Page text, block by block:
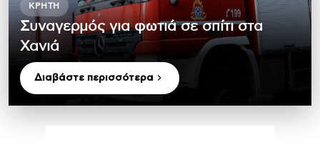
ΚΡΉΤΗ
Συναγερμός για φωτιά σε σπίτι στα
Χανιά
Διαβάστε περισσότερα